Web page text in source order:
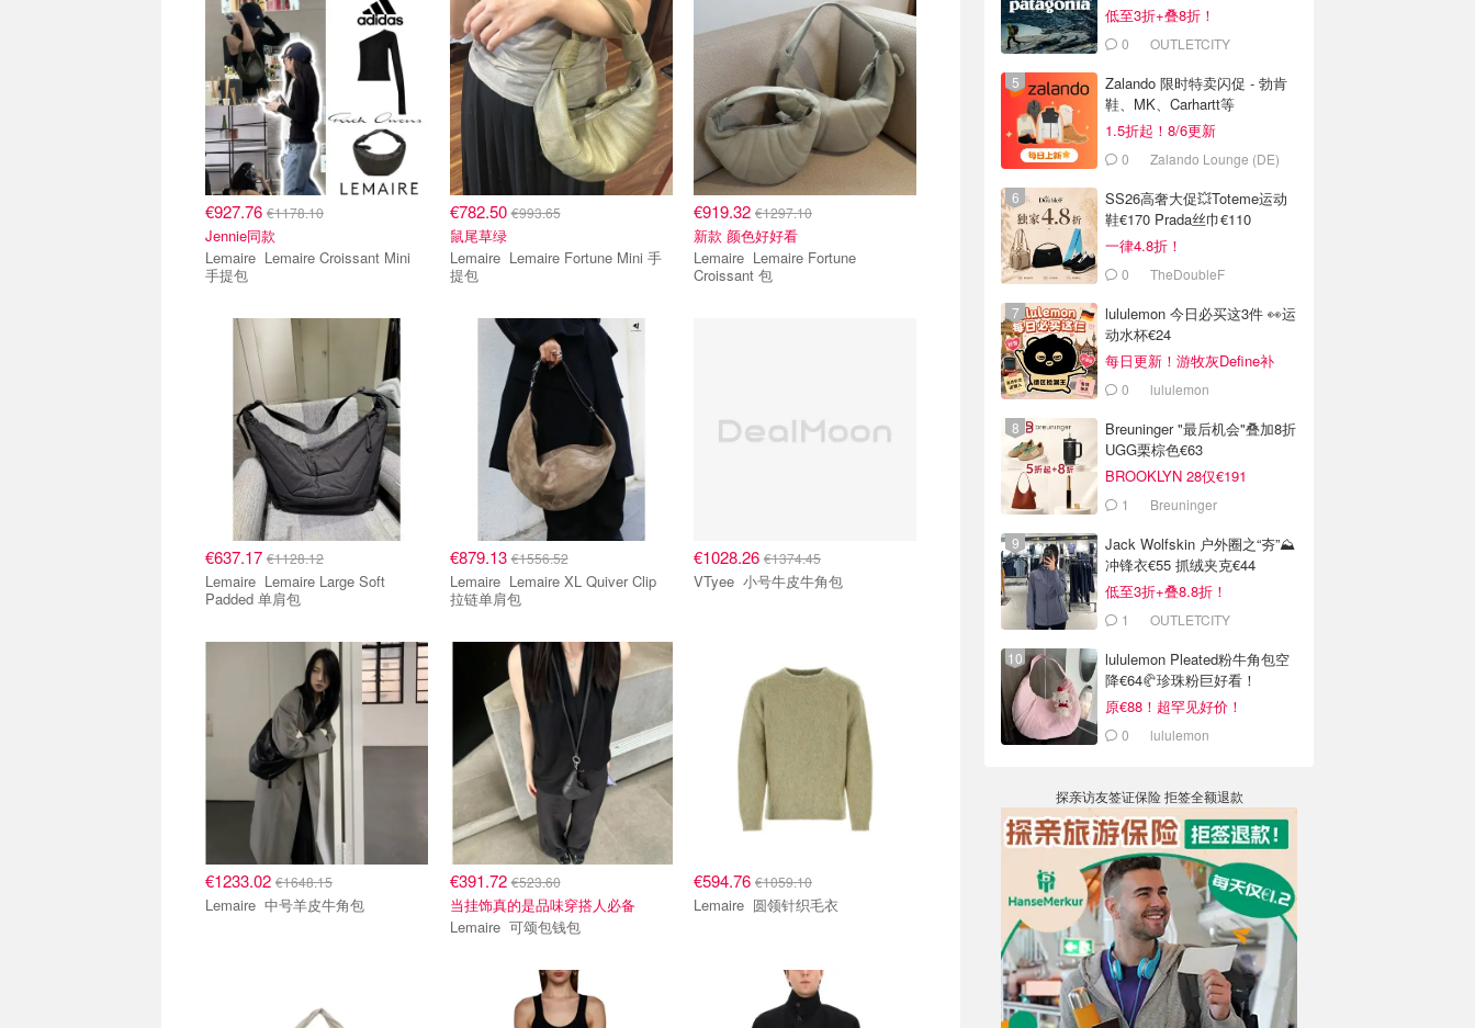
€927.76 €1178.10
Jennie同款
Lemaire Lemaire Croissant Mini
手提包
€782.50€993.65
鼠尾草绿
Lemaire Lemaire Fortune Mini 手
提包
€919.32 €1297.10
新款 颜色好好看
Lemaire Lemaire Fortune
Croissant 包
€637.17 €1128.12
Lemaire Lemaire Large Soft
Padded 单肩包
€879.13€1556.52
Lemaire Lemaire XL Quiver Clip
拉链单肩包
€1028.26 €1374.45
VTyee 小号牛皮牛角包
€1233.02 €1648.15
Lemaire 中号羊皮牛角包
€391.72€523.60
当挂饰真的是品味穿搭人必备
Lemaire 可颂包钱包
€594.76 €1059.10
Lemaire 圆领针织毛衣
低至3折+叠8折！
0
OUTLETCITY
Zalando 限时特卖闪促 - 勃肯
鞋、MK、Carhartt等
1.5折起！8/6更新
0 Zalando Lounge (DE)
SS26高奢大促💥Toteme运动
鞋€170 Prada丝巾€110
一律4.8折！
0 TheDoubleF
lululemon 今日必买这3件 👀运
动水杯€24
每日更新！游牧灰Define补
货！0 lululemon
Breuninger "最后机会"叠加8折
UGG栗棕色€63
BROOKLYN 28仅€191
1 Breuninger
Jack Wolfskin 户外圈之“夯”⛰️
冲锋衣€55 抓绒夹克€44
低至3折+叠8.8折！
1
OUTLETCITY
lululemon Pleated粉牛角包空
降€64🥐珍珠粉巨好看！
原€88！超罕见好价！
0 lululemon
探亲访友签证保险 拒签全额退款